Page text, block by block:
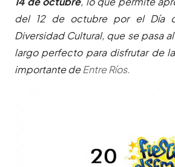
del 12 de octubre por el Día
Diversidad Cultural, que se pasa
largo perfecto para disfrutar de
importante deEntre Ríos.